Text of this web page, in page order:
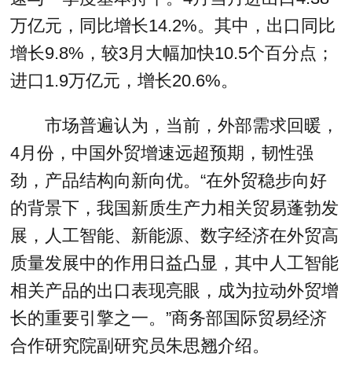
万亿元，同比增长14.2%。其中，出口同比
增长9.8%，较3月大幅加快10.5个百分点；
进口1.9万亿元，增长20.6%。
市场普遍认为，当前，外部需求回暖，
4月份，中国外贸增速远超预期，韧性强
劲，产品结构向新向优。“在外贸稳步向好
的背景下，我国新质生产力相关贸易蓬勃发
展，人工智能、新能源、数字经济在外贸高
质量发展中的作用日益凸显，其中人工智能
相关产品的出口表现亮眼，成为拉动外贸增
长的重要引擎之一。”商务部国际贸易经济
合作研究院副研究员朱思翘介绍。